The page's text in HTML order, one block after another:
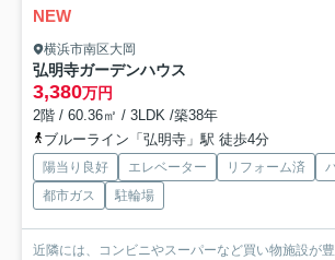
NEW
横浜市南区大岡
弘明寺ガーデンハウス
3,380万円
2階 / 60.36㎡ / 3LDK /築38年
ブルーライン「弘明寺」駅 徒歩4分
陽当り良好 エレベーター リフォーム済
都市ガス
駐輪場
近隣には、コンビニやスーパーなど買い物施設が